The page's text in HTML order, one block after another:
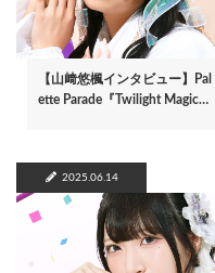
【山﨑悠楓インタビュー】Pal
ette Parade『Twilight Magic…
2025.06.14